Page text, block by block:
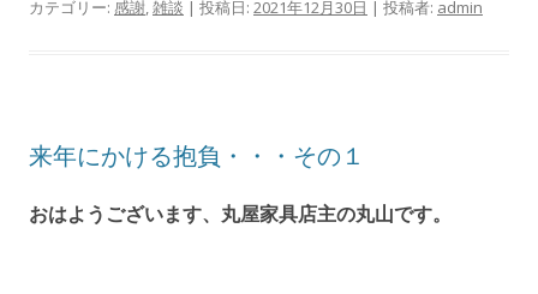
カテゴリー: 感謝,雑談 | 投稿日: 2021年12月30日 | 投稿者: admin
来年にかける抱負・・・その１
おはようございます、丸屋家具店主の丸山です。